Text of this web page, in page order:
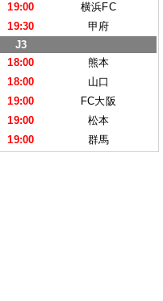
19:00
横浜FC
19:30
甲府
J3
18:00
熊本
18:00
山口
19:00
FC大阪
19:00
松本
19:00 群馬